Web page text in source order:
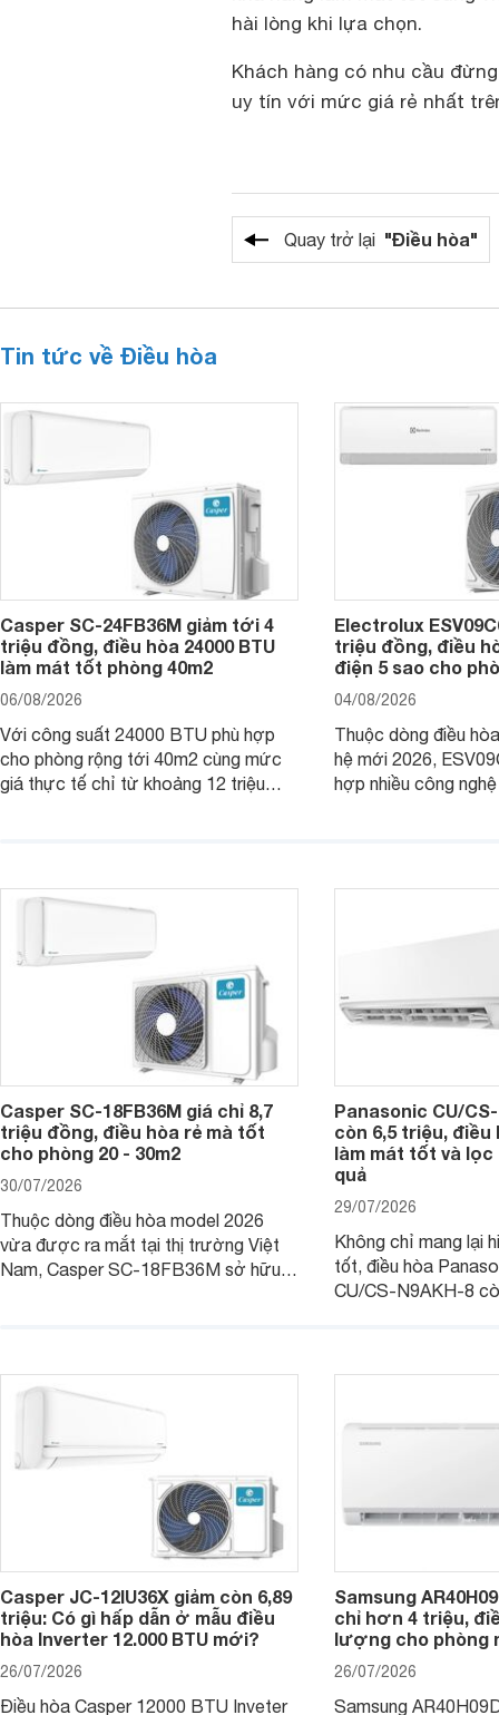
hài lòng khi lựa chọn.
Khách hàng có nhu cầu
uy tín với mức giá rẻ nhất
Quay trở lại "Điều hòa"
Tin tức về Điều hòa
Casper SC-24FB36M giảm tới 4
triệu đồng, điều hòa 24000 BTU
làm mát tốt phòng 40m2
06/08/2026
Với công suất 24000 BTU phù hợp
cho phòng rộng tới 40m2 cùng mức
giá thực tế chỉ từ khoảng 12 triệu
Electrolux
triệu đồng, điều
điện 5 sao cho
04/08/2026
Thuộc dòng điều
hệ mới 2026,
hợp nhiều công
Casper SC-18FB36M giá chỉ 8,7
triệu đồng, điều hòa rẻ mà tốt
cho phòng 20 - 30m2
30/07/2026
Thuộc dòng điều hòa model 2026
vừa được ra mắt tại thị trường Việt
Nam, Casper SC-18FB36M sở hữu
nhiều tính năng và công nghệ hiện đại.
Panasonic CU/
còn 6,5 triệu, điều
làm mát tốt và lọc
quả
29/07/2026
Không chỉ mang lại
tốt, điều hòa
CU/CS-N9AKH-8
Casper JC-12IU36X giảm còn 6,89
triệu: Có gì hấp dẫn ở mẫu điều
hòa Inverter 12.000 BTU mới?
26/07/2026
Điều hòa Casper 12000 BTU Inveter
Samsung
chỉ hơn 4 triệu,
lượng cho phòng
26/07/2026
Samsung